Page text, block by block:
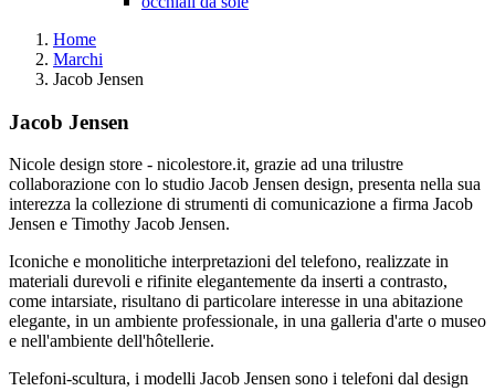
Home
Marchi
Jacob Jensen
Jacob Jensen
Nicole design store - nicolestore.it, grazie ad una trilustre
collaborazione con lo studio Jacob Jensen design, presenta nella sua
interezza la collezione di strumenti di comunicazione a firma Jacob
Jensen e Timothy Jacob Jensen.
Iconiche e monolitiche interpretazioni del telefono, realizzate in
materiali durevoli e rifinite elegantemente da inserti a contrasto,
come intarsiate, risultano di particolare interesse in una abitazione
elegante, in un ambiente professionale, in una galleria d'arte o museo
e nell'ambiente dell'hôtellerie.
Telefoni-scultura, i modelli Jacob Jensen sono i telefoni dal design